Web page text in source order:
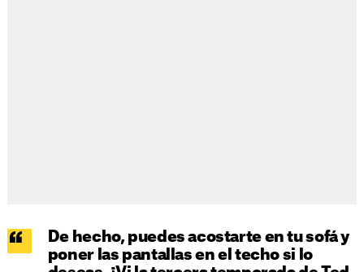
De hecho, puedes acostarte en tu sofá y
poner las pantallas en el techo si lo